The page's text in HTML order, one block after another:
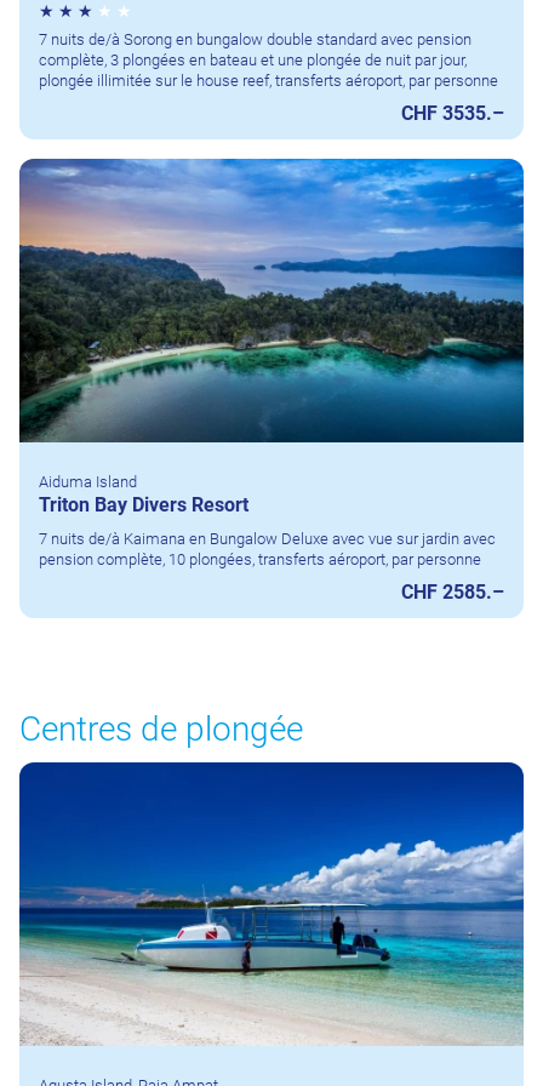
7 nuits de/à Sorong en bungalow double standard avec pension
complète, 3 plongées en bateau et une plongée de nuit par jour,
plongée illimitée sur le house reef, transferts aéroport, par personne
CHF 3535.–
Aiduma Island
Triton Bay Divers Resort
7 nuits de/à Kaimana en Bungalow Deluxe avec vue sur jardin avec
pension complète, 10 plongées, transferts aéroport, par personne
CHF 2585.–
Centres de plongée